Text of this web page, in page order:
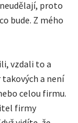
proto
bude. Z mého
vzdali to a
a není
celou firmu.
firmy